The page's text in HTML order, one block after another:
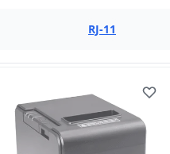
RJ-11